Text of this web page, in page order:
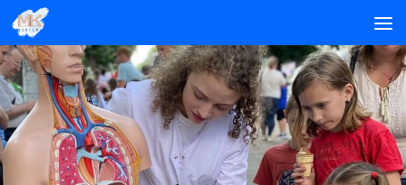
Skip to content